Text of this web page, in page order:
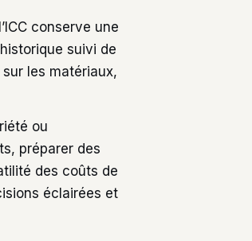
conserve une
suivi de
les matériaux,
ou
préparer des
des coûts de
éclairées et